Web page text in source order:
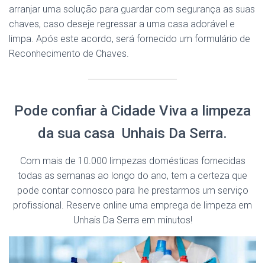
arranjar uma solução para guardar com segurança as suas
chaves, caso deseje regressar a uma casa adorável e
limpa. Após este acordo, será fornecido um formulário de
Reconhecimento de Chaves.
Pode confiar à Cidade Viva a limpeza
da sua casa Unhais Da Serra.
Com mais de 10.000 limpezas domésticas fornecidas
todas as semanas ao longo do ano, tem a certeza que
pode contar connosco para lhe prestarmos um serviço
profissional. Reserve online uma emprega de limpeza em
Unhais Da Serra em minutos!